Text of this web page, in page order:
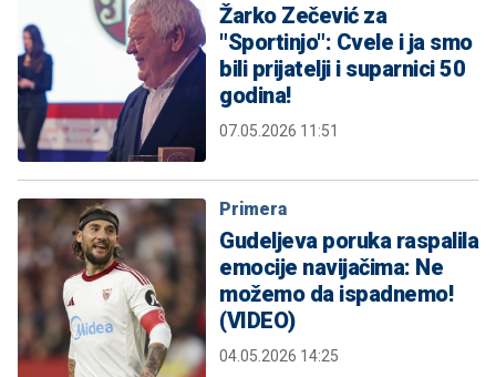
Žarko Zečević za
"Sportinjo": Cvele i ja smo
bili prijatelji i suparnici 50
godina!
07.05.2026 11:51
Primera
Gudeljeva poruka raspalila
emocije navijačima: Ne
možemo da ispadnemo!
(VIDEO)
04.05.2026 14:25